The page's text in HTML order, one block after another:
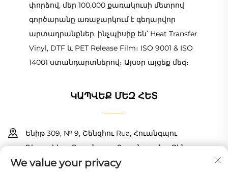
փորձով, մեր 100,000 քառակուսի մետրով
գործարանը առաջարկում է գեղարվոր
արտադրանքներ, ինչպիսիք են՝ Heat Transfer
Vinyl, DTF և PET Release Film։ ISO 9001 & ISO
14001 ստանդարտներով։ Այսօր այցեք մեզ։
ԿԱՊՎԵՔ ՄԵԶ ՀԵՏ
Ենիթ 309, № 9, Շենզհու Rua, Հուանգպու
Դիստրիկտ, Գուանգզու, Գուանգդունգ, Չինա
We value your privacy